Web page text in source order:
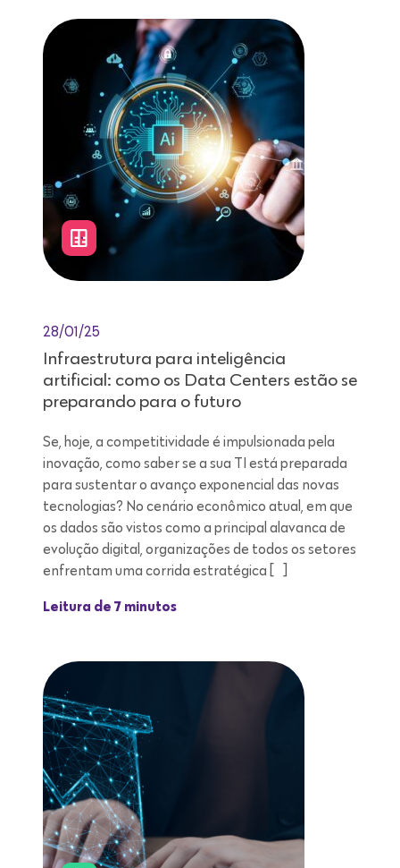
28/01/25
Infraestrutura para inteligência
artificial: como os Data Centers estão se
preparando para o futuro
Se, hoje, a competitividade é impulsionada pela
inovação, como saber se a sua TI está preparada
para sustentar o avanço exponencial das novas
tecnologias? No cenário econômico atual, em que
os dados são vistos como a principal alavanca de
evolução digital, organizações de todos os setores
enfrentam uma corrida estratégica […]
Leitura de 7 minutos